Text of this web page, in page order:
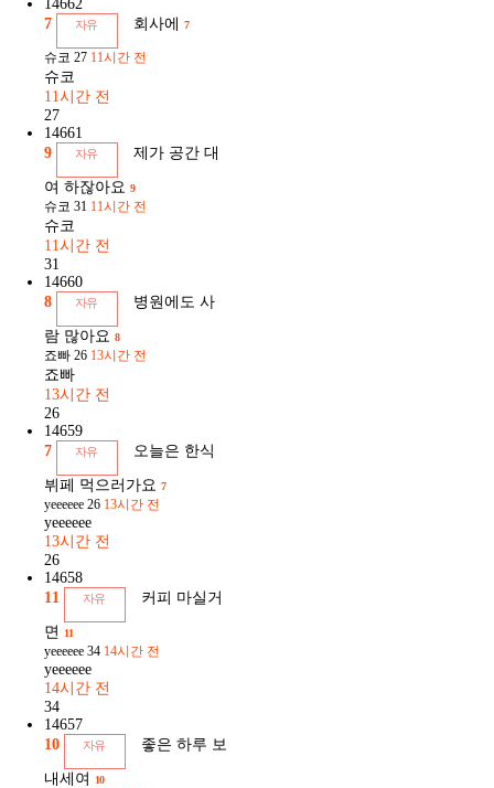
14662
7
자유 회사에 7
슈코 27 11시간 전
슈코
11시간 전
27
14661
9
자유 제가 공간 대
여 하잖아요 9
슈코 31 11시간 전
슈코
11시간 전
31
14660
8
자유 병원에도 사
람 많아요 8
죠빠 26 13시간 전
죠빠
13시간 전
26
14659
7
자유 오늘은 한식
뷔페 먹으러가요 7
yeeeeee 26 13시간 전
yeeeeee
13시간 전
26
14658
11
자유 커피 마실거
면 11
yeeeeee 34 14시간 전
yeeeeee
14시간 전
34
14657
10
자유 좋은 하루 보
내세여 10